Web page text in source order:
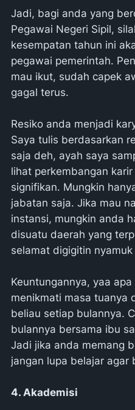
Jadi, bagi anda yang
Pegawai Negeri Sipil,
kesempatan tahun ini
pegawai pemerintah.
mau ikut, sudah capek
gagal terus.
Resiko anda menjadi
Saya tulis berdasarkan
saja deh, ayah saya
lihat perkembangan
signifikan. Mungkin
jabatan saja. Jika mau
instansi, mungkin anda
disuatu daerah yang
selamat digigitin nyamuk
Keuntungannya, yaa
menikmati masa tuanya
beliau setiap bulannya.
bulannya bersama ibu
Jadi jika anda memang
jangan lupa belajar agar
4. Akademisi